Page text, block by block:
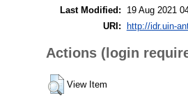
Last Modified:
19 Aug 2021
URI:
http://idr.uin-
Actions (login
View Item